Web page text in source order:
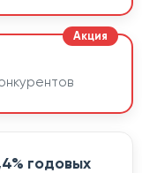
годовых